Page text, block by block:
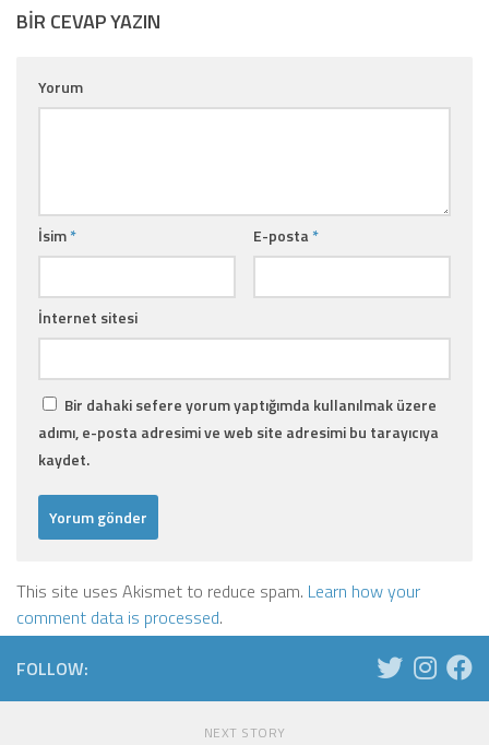
BIR CEVAP YAZIN
Yorum
İsim* E-posta *
İnternet sitesi
Bir dahaki sefere yorum yaptığımda kullanılmak üzere
adımı, e-posta adresimi ve web site adresimi bu tarayıcıya
kaydet.
This site uses Akismet to reduce spam. Learn how your
comment data is processed.
FOLLOW:
NEXT STORY